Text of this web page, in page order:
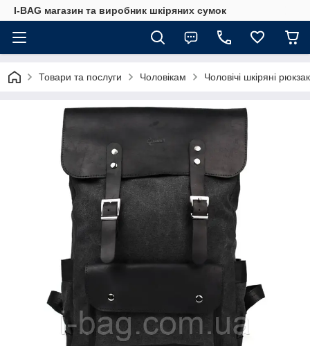
I-BAG магазин та виробник шкіряних сумок
Товари та послуги Чоловікам Чоловічі шкіряні